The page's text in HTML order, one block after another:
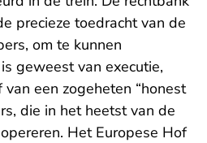
precieze toedracht van de
om te kunnen
geweest van executie,
een zogeheten “honest
die in het heetst van de
Het Europese Hof